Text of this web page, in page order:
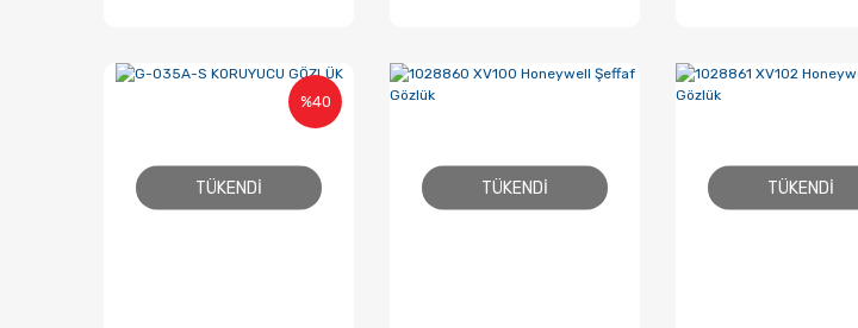
%40
TÜKENDI TÜKENDI TÜKENDI